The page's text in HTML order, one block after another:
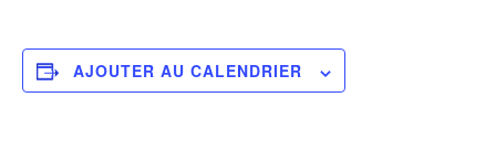
AJOUTER AU CALENDRIER